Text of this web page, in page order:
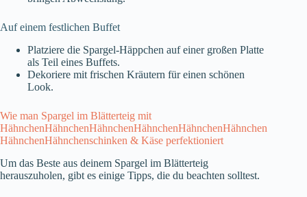
Auf einem festlichen Buffet
Platziere die Spargel-Häppchen auf einer großen Platte
als Teil eines Buffets.
Dekoriere mit frischen Kräutern für einen schönen
Look.
Wie man Spargel im Blätterteig mit
HähnchenHähnchenHähnchenHähnchenHähnchenHähnchen
HähnchenHähnchenschinken & Käse perfektioniert
Um das Beste aus deinem Spargel im Blätterteig
herauszuholen, gibt es einige Tipps, die du beachten solltest.